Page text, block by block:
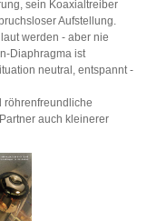
sein Koaxialtreiber
Aufstellung.
werden - aber nie
Diaphragma ist
neutral, entspannt -
röhrenfreundliche
auch kleinerer